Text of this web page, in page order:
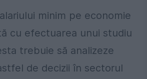
minim pe economie
cu efectuarea unui studiu
trebuie să analizeze
de decizii în sectorul